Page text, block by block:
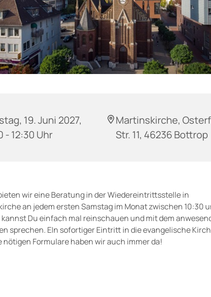
19. Juni 2027,
- 12:30 Uhr
Martinskirche,
Str. 11, 46236 Bottrop
wir eine Beratung in der Wiedereintrittsstelle in
an jedem ersten Samstag im Monat zwischen 10:30
kannst Du einfach mal reinschauen und mit dem
sprechen. EIn sofortiger Eintritt in die evangelische
nötigen Formulare haben wir auch immer da!